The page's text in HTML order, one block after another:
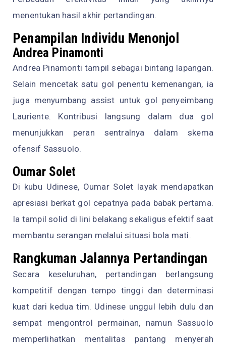
menentukan hasil akhir pertandingan.
Penampilan Individu Menonjol
Andrea Pinamonti
Andrea Pinamonti tampil sebagai bintang lapangan.
Selain mencetak satu gol penentu kemenangan, ia
juga menyumbang assist untuk gol penyeimbang
Lauriente. Kontribusi langsung dalam dua gol
menunjukkan peran sentralnya dalam skema
ofensif Sassuolo.
Oumar Solet
Di kubu Udinese, Oumar Solet layak mendapatkan
apresiasi berkat gol cepatnya pada babak pertama.
Ia tampil solid di lini belakang sekaligus efektif saat
membantu serangan melalui situasi bola mati.
Rangkuman Jalannya Pertandingan
Secara keseluruhan, pertandingan berlangsung
kompetitif dengan tempo tinggi dan determinasi
kuat dari kedua tim. Udinese unggul lebih dulu dan
sempat mengontrol permainan, namun Sassuolo
memperlihatkan mentalitas pantang menyerah